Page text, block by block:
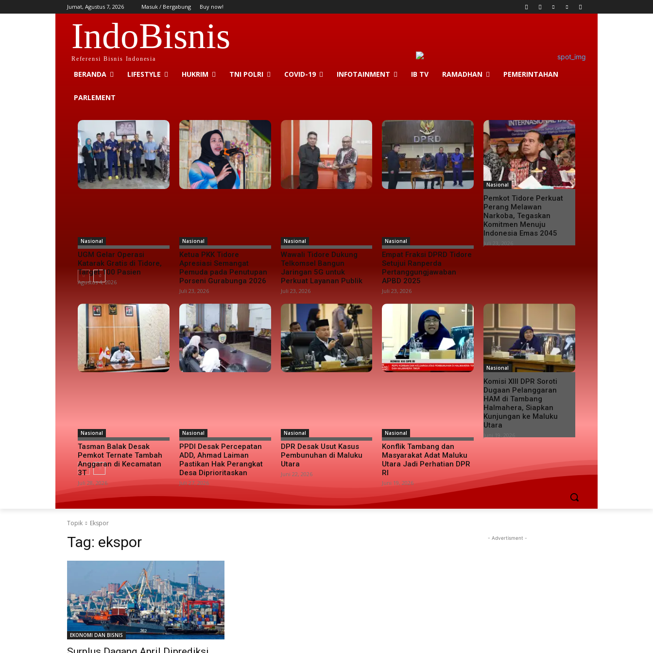
Jumat, Agustus 7, 2026 Masuk / Bergabung Buy now!
IndoBisnis
Referensi Bisnis Indonesia
BERANDA LIFESTYLE HUKRIM TNI POLRI COVID-19 INFOTAINMENT IB TV RAMADHAN PEMERINTAHAN
PARLEMENT
Nasional
UGM Gelar Operasi
Katarak Gratis di Tidore,
Target 100 Pasien
Agustus 4, 2026
Nasional
Ketua PKK Tidore
Apresiasi Semangat
Pemuda pada Penutupan
Porseni Gurabunga 2026
Juli 23, 2026
Nasional
Wawali Tidore Dukung
Telkomsel Bangun
Jaringan 5G untuk
Perkuat Layanan Publik
Juli 23, 2026
Nasional
Empat Fraksi DPRD Tidore
Setujui Ranperda
Pertanggungjawaban
APBD 2025
Juli 23, 2026
Nasional
Pemkot Tidore Perkuat
Perang Melawan
Narkoba, Tegaskan
Komitmen Menuju
Indonesia Emas 2045
Nasional
Tasman Balak Desak
Pemkot Ternate Tambah
Anggaran di Kecamatan
3T
Juli 28, 2026
Nasional
PPDI Desak Percepatan
ADD, Ahmad Laiman
Pastikan Hak Perangkat
Desa Diprioritaskan
Juli 27, 2026
Nasional
DPR Desak Usut Kasus
Pembunuhan di Maluku
Utara
Juni 22, 2026
Nasional
Konflik Tambang dan
Masyarakat Adat Maluku
Utara Jadi Perhatian DPR
RI
Juni 19, 2026
Nasional
Komisi XIII DPR Soroti
Dugaan Pelanggaran
HAM di Tambang
Halmahera, Siapkan
Kunjungan ke Maluku
Utara
Topik Ekspor
Tag: ekspor
EKONOMI DAN BISNIS
- Advertisment -